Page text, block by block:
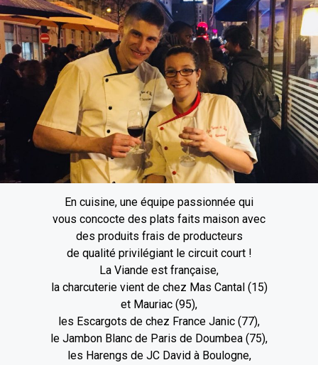
En cuisine, une équipe passionnée qui
vous concocte des plats faits maison avec
des produits frais de producteurs
de qualité privilégiant le circuit court !
La Viande est française,
la charcuterie vient de chez Mas Cantal (15)
et Mauriac (95),
les Escargots de chez France Janic (77),
le Jambon Blanc de Paris de Doumbea (75),
les Harengs de JC David à Boulogne,